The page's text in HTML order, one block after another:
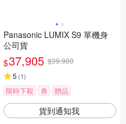
Panasonic LUMIX S9 單機身
公司貨
$37,905 $39,900
5 (1)
限時下殺 券 贈品
貨到通知我